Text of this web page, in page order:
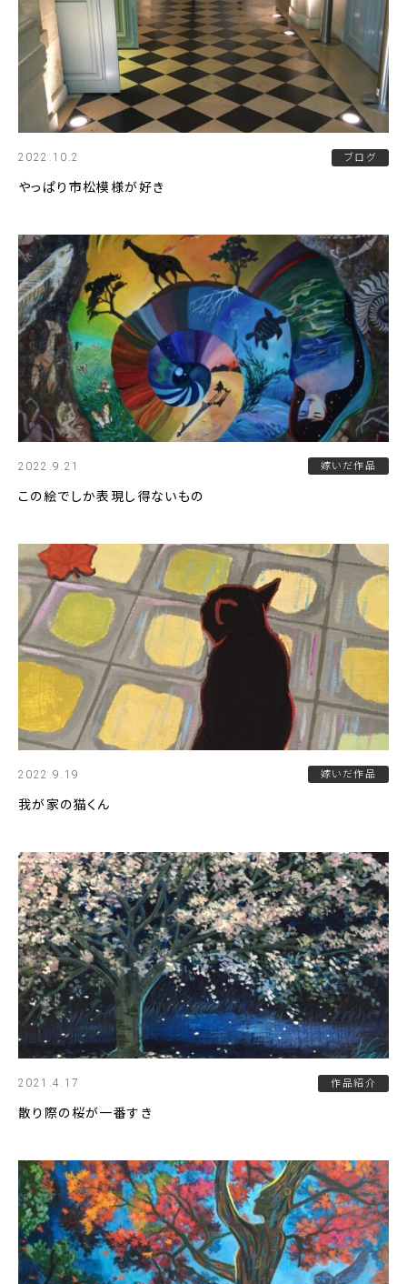
2022.10.2 ブログ
やっぱり市松模様が好き
2022.9.21 嫁いだ作品
この絵でしか表現し得ないもの
2022.9.19 嫁いだ作品
我が家の猫くん
2021.4.17 作品紹介
散り際の桜が一番すき